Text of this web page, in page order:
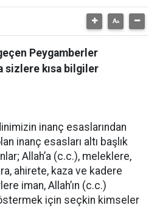
geçen Peygamberler
sizlere kısa bilgiler
inanç esaslarından
inanç esasları altı başlık
Allah’a (c.c.), meleklere,
ahirete, kaza ve kadere
iman, Allah’ın (c.c.)
için seçkin kimseler